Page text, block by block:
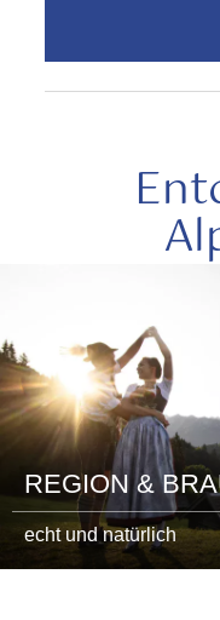
REGION &
echt und natürlich